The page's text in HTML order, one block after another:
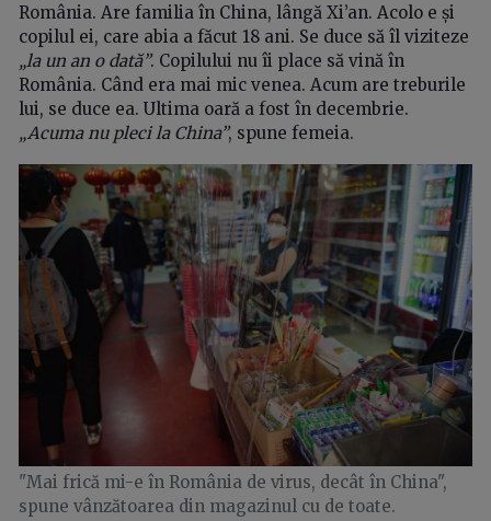
România. Are familia în China, lângă Xi’an. Acolo e și
copilul ei, care abia a făcut 18 ani. Se duce să îl viziteze
„la un an o dată”. Copilului nu îi place să vină în
România. Când era mai mic venea. Acum are treburile
lui, se duce ea. Ultima oară a fost în decembrie.
„Acuma nu pleci la China”, spune femeia.
"Mai frică mi-e în România de virus, decât în China",
spune vânzătoarea din magazinul cu de toate.